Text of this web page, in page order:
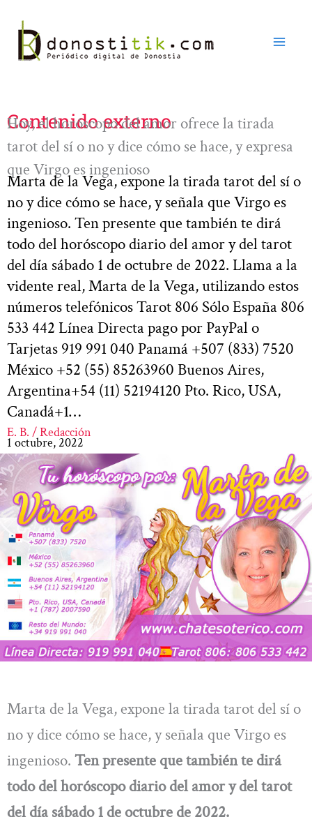
contenido
Contenido externo
Hoy, el horóscopo del amor ofrece la tirada
tarot del sí o no y dice cómo se hace, y expresa
que Virgo es ingenioso
Marta de la Vega, expone la tirada tarot del sí o
no y dice cómo se hace, y señala que Virgo es
ingenioso. Ten presente que también te dirá
todo del horóscopo diario del amor y del tarot
del día sábado 1 de octubre de 2022. Llama a la
vidente real, Marta de la Vega, utilizando estos
números telefónicos Tarot 806 Sólo España 806
533 442 Línea Directa pago por PayPal o
Tarjetas 919 991 040 Panamá +507 (833) 7520
México +52 (55) 85263960 Buenos Aires,
Argentina+54 (11) 52194120 Pto. Rico, USA,
Canadá+1…
E. B. / Redacción
1 octubre, 2022
Marta de la Vega, expone la tirada tarot del sí o
no y dice cómo se hace, y señala que Virgo es
ingenioso. Ten presente que también te dirá
todo delhoróscopo diario del amor y del tarot
del día sábado 1 de octubre de 2022.